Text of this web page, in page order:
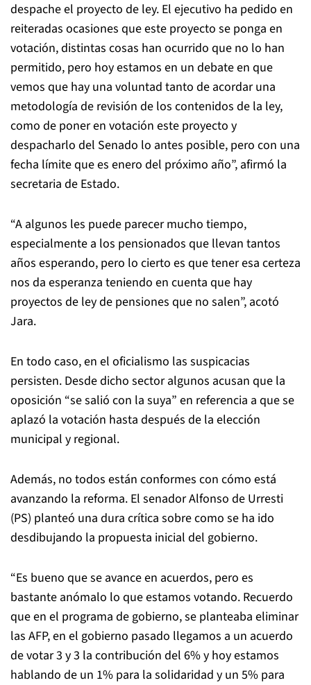
despache el proyecto de ley. El ejecutivo ha pedido en
reiteradas ocasiones que este proyecto se ponga en
votación, distintas cosas han ocurrido que no lo han
permitido, pero hoy estamos en un debate en que
vemos que hay una voluntad tanto de acordar una
metodología de revisión de los contenidos de la ley,
como de poner en votación este proyecto y
despacharlo del Senado lo antes posible, pero con una
fecha límite que es enero del próximo año”, afirmó la
secretaria de Estado.
“A algunos les puede parecer mucho tiempo,
especialmente a los pensionados que llevan tantos
años esperando, pero lo cierto es que tener esa certeza
nos da esperanza teniendo en cuenta que hay
proyectos de ley de pensiones que no salen”, acotó
Jara.
En todo caso, en el oficialismo las suspicacias
persisten. Desde dicho sector algunos acusan que la
oposición “se salió con la suya” en referencia a que se
aplazó la votación hasta después de la elección
municipal y regional.
Además, no todos están conformes con cómo está
avanzando la reforma. El senador Alfonso de Urresti
(PS) planteó una dura crítica sobre como se ha ido
desdibujando la propuesta inicial del gobierno.
“Es bueno que se avance en acuerdos, pero es
bastante anómalo lo que estamos votando. Recuerdo
que en el programa de gobierno, se planteaba eliminar
las AFP, en el gobierno pasado llegamos a un acuerdo
de votar 3 y 3 la contribución del 6% y hoy estamos
hablando de un 1% para la solidaridad y un 5% para